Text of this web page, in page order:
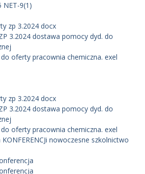
NET-9(1)
zp 3.2024 docx
3.2024 dostawa pomocy dyd. do
do oferty pracownia chemiczna. exel
zp 3.2024 docx
3.2024 dostawa pomocy dyd. do
do oferty pracownia chemiczna. exel
nowoczesne szkolnictwo